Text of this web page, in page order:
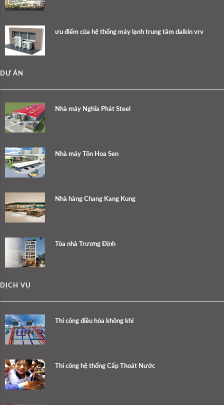
ưu điểm của hệ thống máy lạnh trung tâm daikin vrv
DỰ ÁN
Nhà máy Nghĩa Phát Steel
Nhà máy Tôn Hoa Sen
Nhà hàng Chang Kang Kung
Tòa nhà Trương Định
DỊCH VỤ
Thi công điều hòa không khí
Thi công hệ thống Cấp Thoát Nước